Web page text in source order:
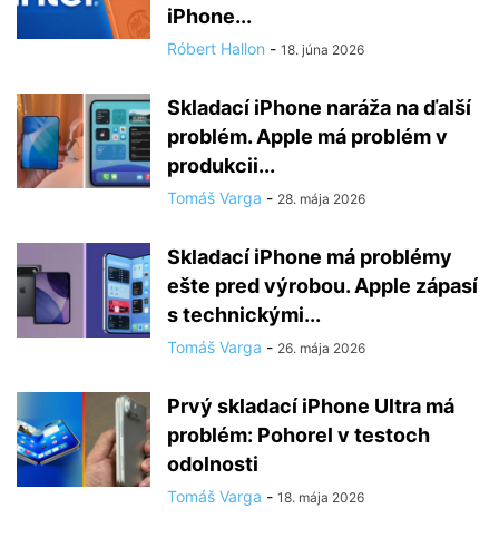
iPhone...
Róbert Hallon - 18. júna 2026
Skladací iPhone naráža na ďalší
problém. Apple má problém v
produkcii...
Tomáš Varga - 28. mája 2026
Skladací iPhone má problémy
ešte pred výrobou. Apple zápasí
s technickými...
Tomáš Varga - 26. mája 2026
Prvý skladací iPhone Ultra má
problém: Pohorel v testoch
odolnosti
Tomáš Varga - 18. mája 2026